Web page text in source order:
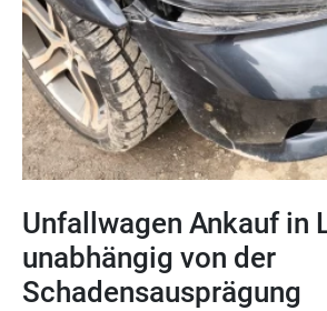
Unfallwagen Ankauf in
unabhängig von der
Schadensausprägung